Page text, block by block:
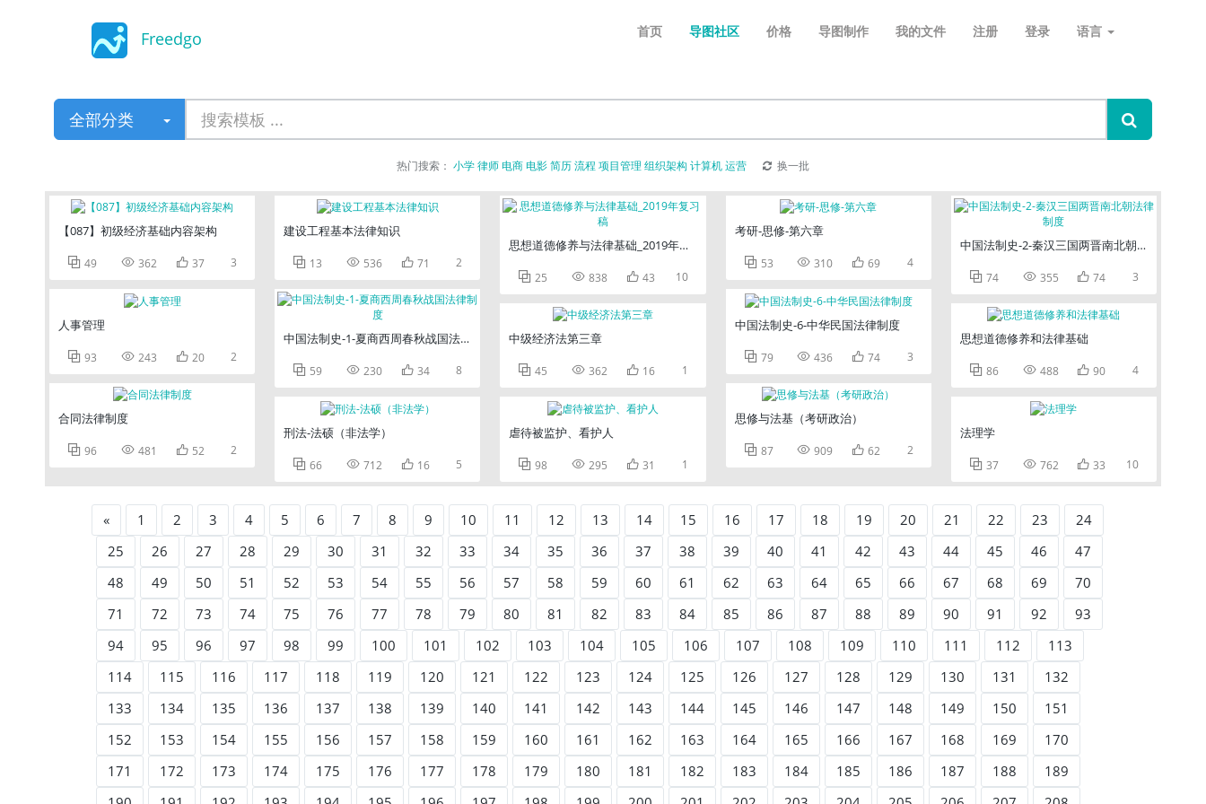
Freedgo 首页 导图社区 价格 导图制作 我的文件 注册 登录 语言
全部分类
热门搜索： 小学律师电商电影简历流程 项目管理 组织架构 计算机运营 换一批
【087】初级经济基础内容架构
 49  362  37 3
人事管理
 93  243  20 2
合同法律制度
 96  481  52 2
建设工程基本法律知识
 13  536  71 2
中国法制史-1-夏商西周春秋战国法律制度
 59  230  34 8
刑法-法硕（非法学）
 66  712  16 5
思想道德修养与法律基础_2019年复习稿
 25  838  43 10
中级经济法第三章
 45  362  16 1
虐待被监护、看护人
 98  295  31 1
考研-思修-第六章
 53  310  69 4
中国法制史-6-中华民国法律制度
 79  436  74 3
思修与法基（考研政治）
 87  909  62 2
中国法制史-2-秦汉三国两晋南北朝法律制度
 74  355  74 3
思想道德修养和法律基础
 86  488  90 4
法理学
 37  762  33 10
« 1 2 3 4 5 6 7 8 9 10 11 12 13 14 15 16 17 18 19 20 21 22 23
24
25
26 27 28 29 30 31 32 33 34 35 36 37 38 39 40 41 42 43 44 45 46
47
48
49 50 51 52 53 54 55 56 57 58 59 60 61 62 63 64 65 66 67 68 69
70
71
72 73 74 75 76 77 78 79 80 81 82 83 84 85 86 87 88 89 90 91 92
93
94
95 96 97 98 99 100 101 102 103 104 105 106 107 108 109 110 111 112
113
114
115 116 117 118 119 120 121 122 123 124 125 126 127 128 129 130 131
132
133
134 135 136 137 138 139 140 141 142 143 144 145 146 147 148 149 150
151
152
153 154 155 156 157 158 159 160 161 162 163 164 165 166 167 168 169
170
171
172 173 174 175 176 177 178 179 180 181 182 183 184 185 186 187 188
189